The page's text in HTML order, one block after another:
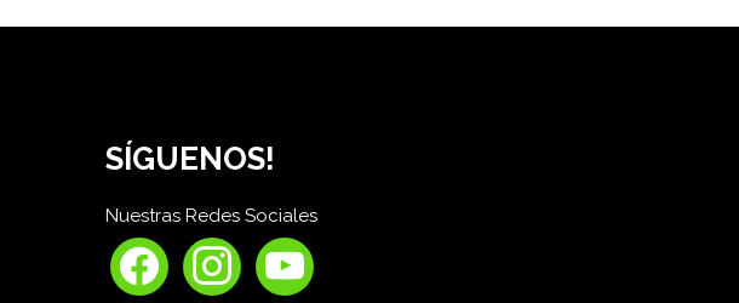
SÍGUENOS!
Nuestras Redes Sociales
facebookinstagramyoutube